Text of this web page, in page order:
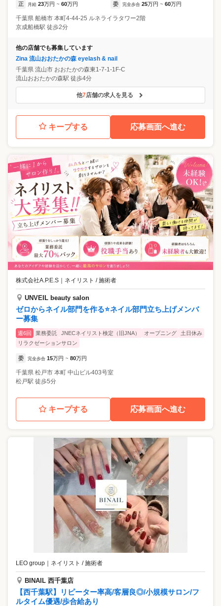
正 月給 23万円 ~ 60万円 委 完全歩合 25万円 ~ 60万円
千葉県 船橋市 本町4-44-25 ルネライラタワー2階
京成船橋駅 徒歩2分
他の店舗でも募集しています
Zina 流山おおたかの森 eyelash & nail
千葉県 流山市 おおたかの森東1-7-1-1F-C
流山おおたかの森駅 徒歩4分
他7店舗の求人を見る
キープする 応募画面へ進む
株式会社A.P.E.S ネイリスト / 施術者
UNVEIL beauty salon
ゼロからネイル部門を作る⭐️ネイル部門立ち上げメンバ
ー募集
週6回 業務委託 JNECネイリスト検定（旧JNA） オープニング
土日休み
リラクゼーションサロン
委 完全歩合 15万円 ~ 80万円
千葉県 松戸市 本町 中山ビル403号室
松戸駅 徒歩5分
キープする 応募画面へ進む
LEO group ｜ ネイリスト / 施術者
BINAIL 西千葉店
【西千葉駅】リピーター率高/客層良◎/小規模サロン/フ
ルタイム優遇/歩合給あり